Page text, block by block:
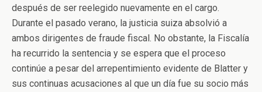
después de ser reelegido nuevamente en el cargo.
Durante el pasado verano, la justicia suiza absolvió a
ambos dirigentes de fraude fiscal. No obstante, la Fiscalía
ha recurrido la sentencia y se espera que el proceso
continúe a pesar del arrepentimiento evidente de Blatter y
sus continuas acusaciones al que un día fue su socio más